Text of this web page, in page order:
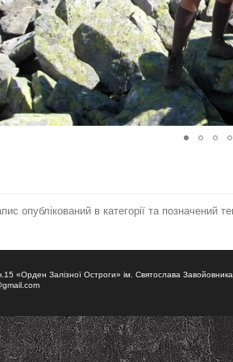
опублікований в категорії та позначений
«Орден Залізної Остроги» ім. Святослава Завойовника